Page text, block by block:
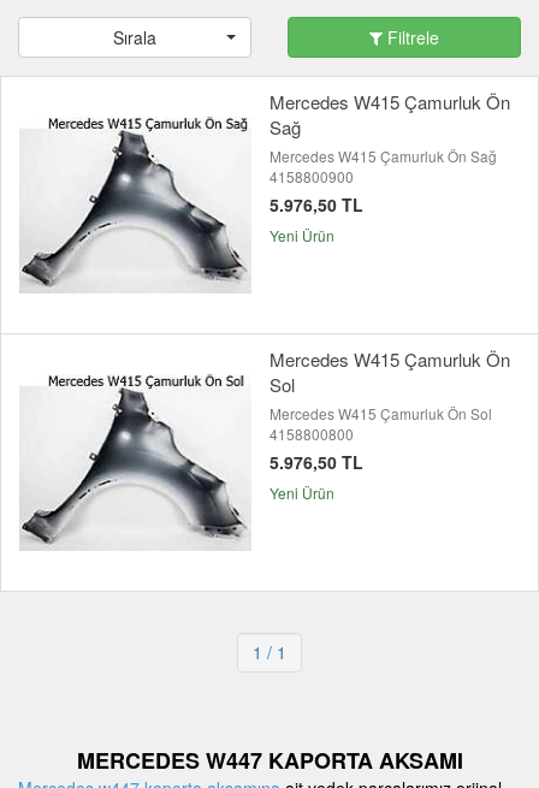
Sırala Filtrele
Mercedes W415 Çamurluk Ön
Sağ
Mercedes W415 Çamurluk Ön Sağ
4158800900
5.976,50 TL
Yeni Ürün
Mercedes W415 Çamurluk Ön
Sol
Mercedes W415 Çamurluk Ön Sol
4158800800
5.976,50 TL
Yeni Ürün
1 / 1
MERCEDES W447 KAPORTA AKSAMI